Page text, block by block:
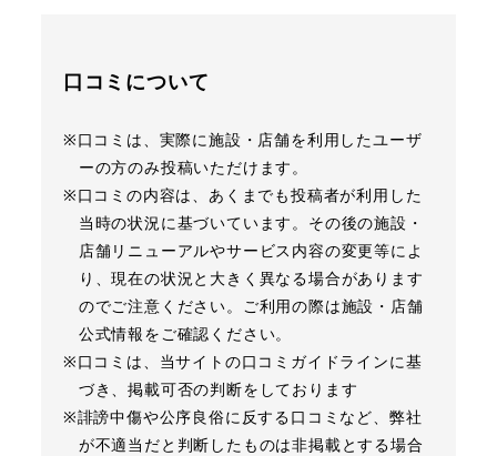
口コミについて
※口コミは、実際に施設・店舗を利用したユーザ
ーの方のみ投稿いただけます。
※口コミの内容は、あくまでも投稿者が利用した
当時の状況に基づいています。その後の施設・
店舗リニューアルやサービス内容の変更等によ
り、現在の状況と大きく異なる場合があります
のでご注意ください。ご利用の際は施設・店舗
公式情報をご確認ください。
※口コミは、当サイトの口コミガイドラインに基
づき、掲載可否の判断をしております
※誹謗中傷や公序良俗に反する口コミなど、弊社
が不適当だと判断したものは非掲載とする場合